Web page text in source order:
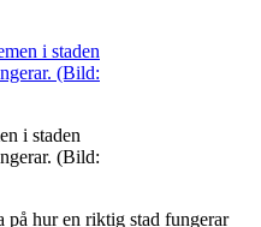
i staden
(Bild:
på hur en riktig stad fungerar